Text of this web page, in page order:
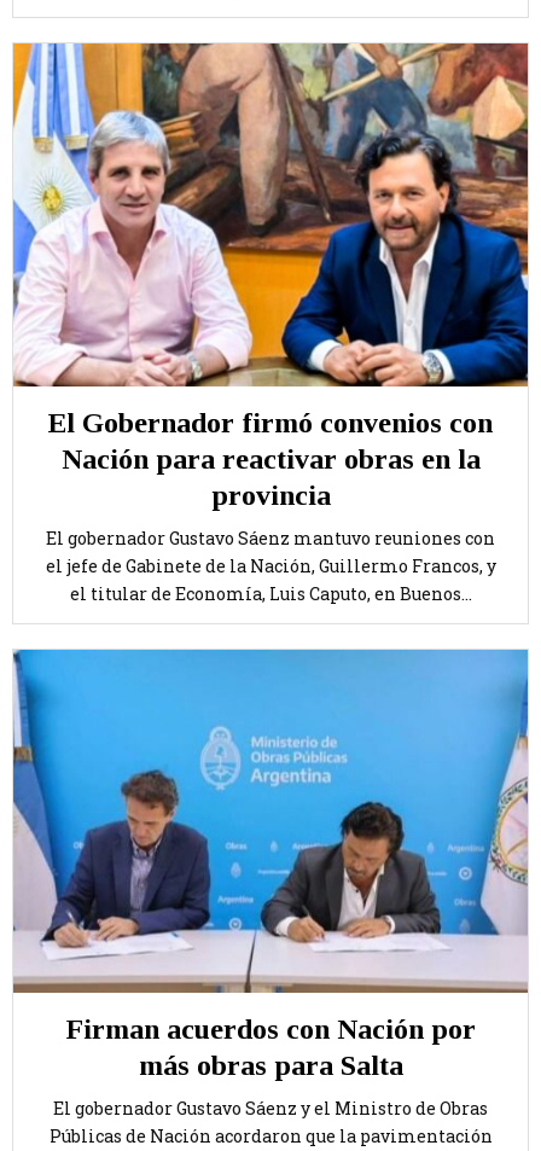
El Gobernador firmó convenios con
Nación para reactivar obras en la
provincia
El gobernador Gustavo Sáenz mantuvo reuniones con
el jefe de Gabinete de la Nación, Guillermo Francos, y
el titular de Economía, Luis Caputo, en Buenos...
Firman acuerdos con Nación por
más obras para Salta
El gobernador Gustavo Sáenz y el Ministro de Obras
Públicas de Nación acordaron que la pavimentación